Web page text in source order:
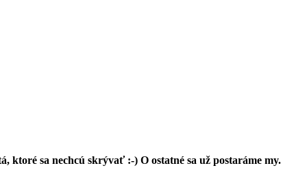
ktoré sa nechcú skrývať :-) O ostatné sa už postaráme my.